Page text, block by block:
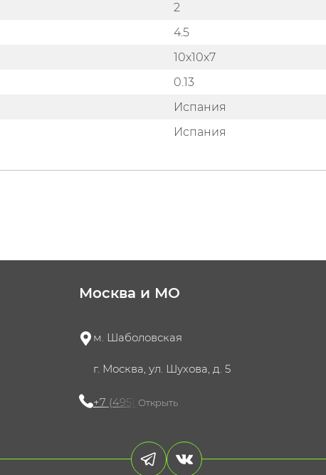
2
4.5
10х10х7
0.13
Испания
Испания
Москва и МО
м. Шаболовская
г. Москва, ул. Шухова, д. 5
+7 (495) 721-60-15
Открыть